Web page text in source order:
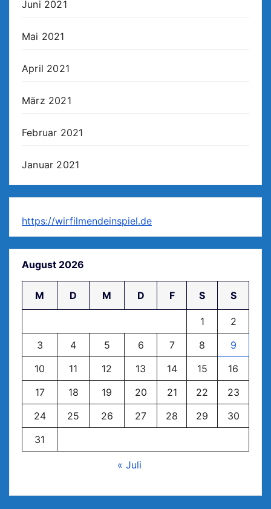
Juni 2021
Mai 2021
April 2021
März 2021
Februar 2021
Januar 2021
https://wirfilmendeinspiel.de
August 2026
M D M D F S S
1
2
3
4 5 6 7 8
9
10
11 12 13 14 15
16
17
18 19 20 21 22
23
24
25 26 27 28 29
30
31
« Juli